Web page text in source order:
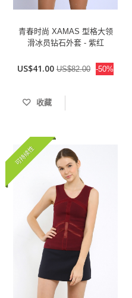
青春时尚 XAMAS 型格大领
滑冰员钻石外套 - 紫红
US$41.00 US$82.00 -50%
收藏
可持续性